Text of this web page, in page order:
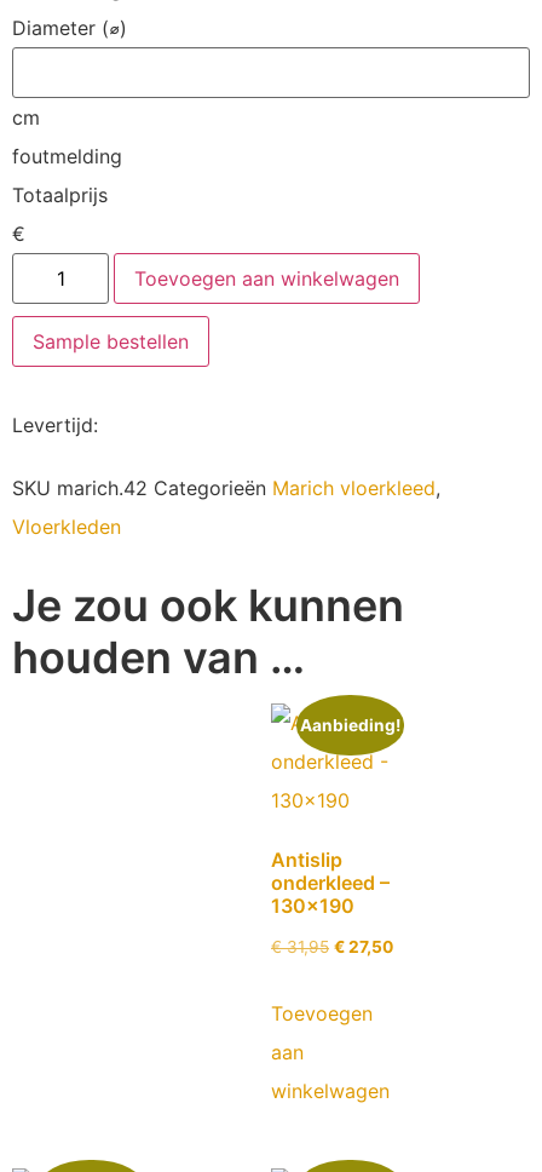
Diameter (⌀)
cm
foutmelding
Totaalprijs
€
Toevoegen aan winkelwagen
Sample bestellen
Levertijd:
SKU marich.42 Categorieën Marich vloerkleed,
Vloerkleden
Je zou ook kunnen
houden van …
Aanbieding!
Antislip
onderkleed –
130×190
€31,95 €27,50
Toevoegen
aan
winkelwagen